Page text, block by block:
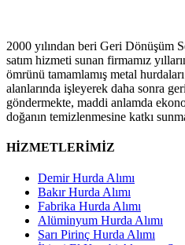
2000 yılından beri Geri Dönüşüm
satım hizmeti sunan firmamız
ömrünü tamamlamış metal
alanlarında işleyerek daha sonra
göndermekte, maddi anlamda
doğanın temizlenmesine katkı
HİZMETLERİMİZ
Demir Hurda Alımı
Bakır Hurda Alımı
Fabrika Hurda Alımı
Alüminyum Hurda Alımı
Sarı Pirinç Hurda Alımı